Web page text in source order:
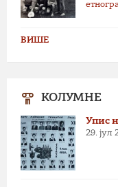
ВИШЕ
КОЛУМНЕ
Упис
29. јул